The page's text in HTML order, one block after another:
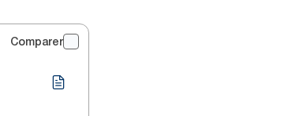
Comparer